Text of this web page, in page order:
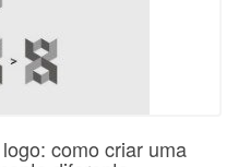
como criar uma